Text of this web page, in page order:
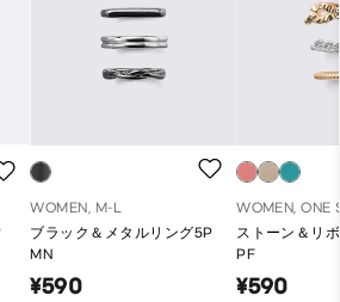
WOMEN, M-L
ブラック＆メタルリング5P
MN
¥590
WOMEN, ONE
ストーン＆リ
PF
¥590